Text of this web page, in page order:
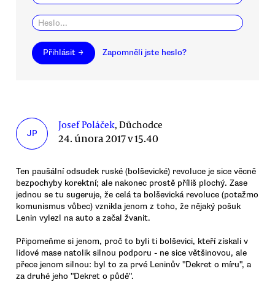
Přihlásit → Zapomněli jste heslo?
JP
Josef Poláček, Důchodce
24. února 2017 v 15.40
Ten paušální odsudek ruské (bolševické) revoluce je sice věcně
bezpochyby korektní; ale nakonec prostě příliš plochý. Zase
jednou se tu sugeruje, že celá ta bolševická revoluce (potažmo
komunismus vůbec) vznikla jenom z toho, že nějaký pošuk
Lenin vylezl na auto a začal žvanit.
Připomeňme si jenom, proč to byli ti bolševici, kteří získali v
lidové mase natolik silnou podporu - ne sice většinovou, ale
přece jenom silnou: byl to za prvé Leninův "Dekret o míru", a
za druhé jeho "Dekret o půdě".